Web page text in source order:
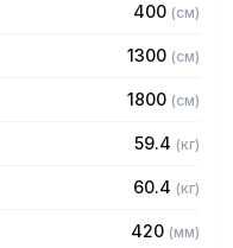
400 (см)
1300 (см)
1800 (см)
59.4 (кг)
60.4 (кг)
420 (мм)